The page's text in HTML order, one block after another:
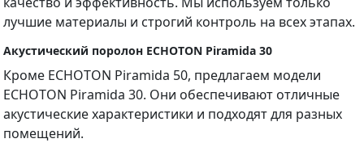
лучшие материалы и строгий контроль на всех этапах.
Акустический поролон ECHOTON Piramida 30
Кроме ECHOTON Piramida 50, предлагаем модели
ECHOTON Piramida 30. Они обеспечивают отличные
акустические характеристики и подходят для разных
помещений.